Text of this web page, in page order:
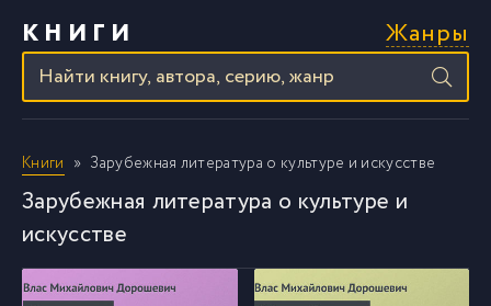
КНИГИ Жанры
Книги Зарубежная литература о культуре и искусстве
Зарубежная литература о культуре и
искусстве